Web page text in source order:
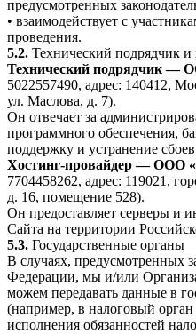
предусмотренных
• взаимодействует с
проведения.
5.2. Технический подрядчик и
Технический подрядчик
5022557490, адрес: 140412,
ул. Маслова, д. 7).
Он отвечает за
программного обеспечения,
поддержку и устранение
Хостинг-провайдер — ООО
7704458262, адрес: 119021,
д. 16, помещение 528).
Он предоставляет серверы и
Сайта на территории
5.3. Государственные органы
В случаях, предусмотренных
Федерации, мы и/или
можем передавать данные в
(например, в налоговый
исполнения обязанностей